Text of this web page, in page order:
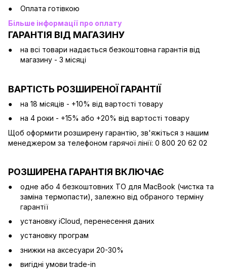
Оплата готівкою
Більше інформації про оплату
ГАРАНТІЯ ВІД МАГАЗИНУ
на всі товари надається безкоштовна гарантія від
магазину - 3 місяці
ВАРТІСТЬ РОЗШИРЕНОЇ ГАРАНТІЇ
на 18 місяців - +10% від вартості товару
на 4 роки - +15% або +20% від вартості товару
Щоб оформити розширену гарантію, зв'яжіться з нашим
менеджером за телефоном гарячої лінії: 0 800 20 62 02
РОЗШИРЕНА ГАРАНТІЯ ВКЛЮЧАЄ
одне або 4 безкоштовних ТО для MacBook (чистка та
заміна термопасти), залежно від обраного терміну
гарантії
установку iCloud, перенесення даних
установку програм
знижки на аксесуари 20-30%
вигідні умови trade-in